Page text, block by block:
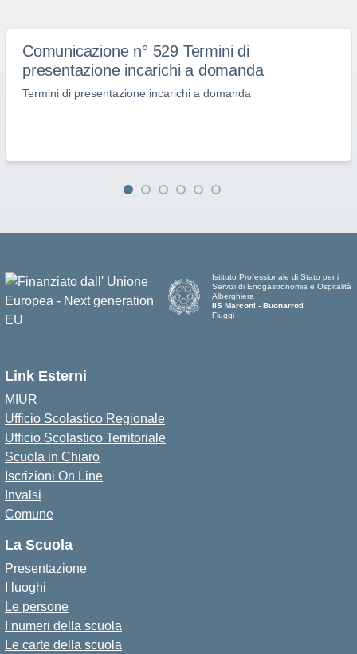
Comunicazione n° 529 Termini di
presentazione incarichi a domanda
Termini di presentazione incarichi a domanda
Istituto Professionale di Stato per i
Servizi di Enogastronomia e Ospitalità
Alberghiera
IIS Marconi - Buonarroti
Fiuggi
Link Esterni
MIUR
Ufficio Scolastico Regionale
Ufficio Scolastico Territoriale
Scuola in Chiaro
Iscrizioni On Line
Invalsi
Comune
La Scuola
Presentazione
I luoghi
Le persone
I numeri della scuola
Le carte della scuola